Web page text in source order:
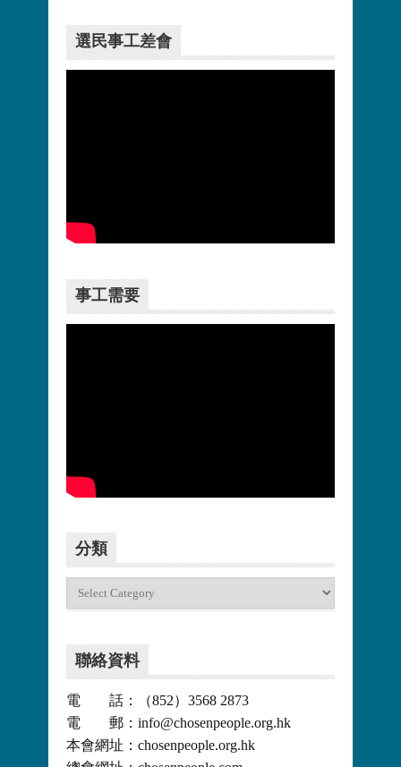
選民事工差會
事工需要
分類
聯絡資料
電 話：（852）3568 2873
電 郵：info@chosenpeople.org.hk
本會網址：chosenpeople.org.hk